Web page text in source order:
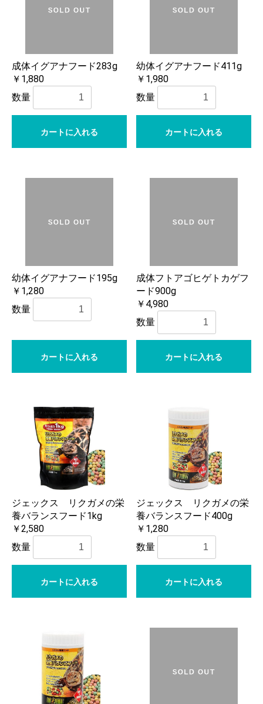
成体イグアナフード283g
￥1,880
数量
カートに入れる
幼体イグアナフード411g
￥1,980
数量
カートに入れる
幼体イグアナフード195g
￥1,280
数量
カートに入れる
成体フトアゴヒゲトカゲフ
ード900g
￥4,980
数量
カートに入れる
ジェックス リクガメの栄
養バランスフード1kg
￥2,580
数量
カートに入れる
ジェックス リクガメの栄
養バランスフード400g
￥1,280
数量
カートに入れる